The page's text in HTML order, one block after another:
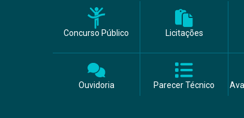
Concurso Público Licitações
Ouvidoria Parecer Técnico